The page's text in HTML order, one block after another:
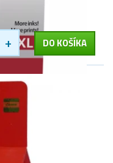
+ DO KOŠÍKA